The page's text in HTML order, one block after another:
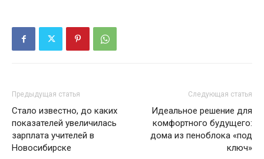
Предыдущая статья
Стало известно, до каких
показателей увеличилась
зарплата учителей в
Новосибирске
Следующая статья
Идеальное решение для
комфортного будущего:
дома из пеноблока «под
ключ»